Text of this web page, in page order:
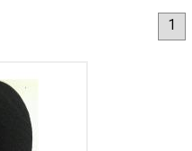
،میله ای ،ورقی ،هزار لا ، انواع
و.... که مورد استفاده قرار می گیرد
1